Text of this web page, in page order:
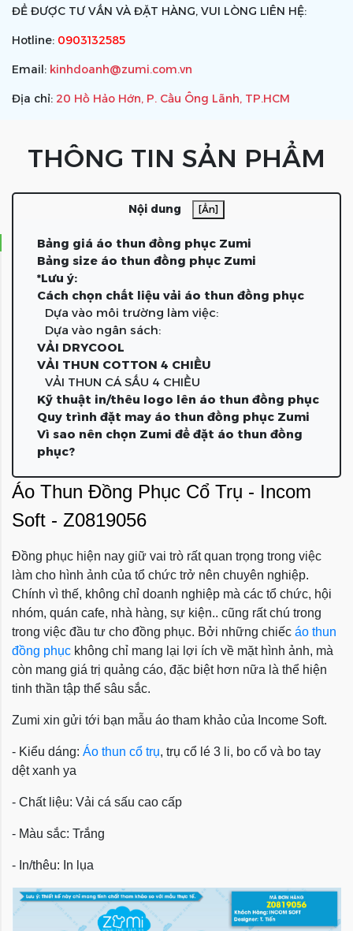
ĐỂ ĐƯỢC TƯ VẤN VÀ ĐẶT HÀNG, VUI LÒNG LIÊN HỆ:
Hotline: 0903132585
Email: kinhdoanh@zumi.com.vn
Địa chỉ: 20 Hồ Hảo Hớn, P. Cầu Ông Lãnh, TP.HCM
THÔNG TIN SẢN PHẨM
Nội dung [Ẩn]
Bảng giá áo thun đồng phục Zumi
Bảng size áo thun đồng phục Zumi
*Lưu ý:
Cách chọn chất liệu vải áo thun đồng phục
Dựa vào môi trường làm việc:
Dựa vào ngân sách:
VẢI DRYCOOL
VẢI THUN COTTON 4 CHIỀU
VẢI THUN CÁ SẤU 4 CHIỀU
Kỹ thuật in/thêu logo lên áo thun đồng phục
Quy trình đặt may áo thun đồng phục Zumi
Vì sao nên chọn Zumi để đặt áo thun đồng
phục?
Áo Thun Đồng Phục Cổ Trụ - Incom
Soft - Z0819056
Đồng phục hiện nay giữ vai trò rất quan trọng trong việc
làm cho hình ảnh của tổ chức trở nên chuyên nghiệp.
Chính vì thế, không chỉ doanh nghiệp mà các tổ chức, hội
nhóm, quán cafe, nhà hàng, sự kiện.. cũng rất chú trong
trong việc đầu tư cho đồng phục. Bởi những chiếc áo thun
đồng phục không chỉ mang lại lợi ích về mặt hình ảnh, mà
còn mang giá trị quảng cáo, đặc biệt hơn nữa là thể hiện
tinh thần tập thể sâu sắc.
Zumi xin gửi tới bạn mẫu áo tham khảo của Income Soft.
- Kiểu dáng: Áo thun cổ trụ, trụ cổ lé 3 li, bo cổ và bo tay
dệt xanh ya
- Chất liệu: Vải cá sấu cao cấp
- Màu sắc: Trắng
- In/thêu: In lụa